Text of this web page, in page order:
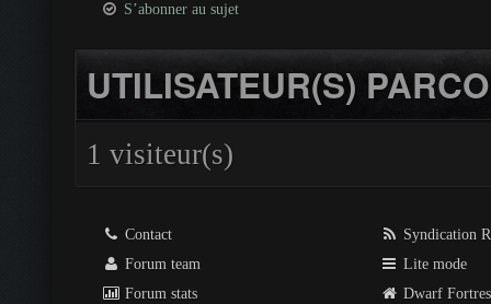
S’abonner au sujet
UTILISATEUR(S)
1 visiteur(s)
Contact
Forum team
Forum stats
Syndication
Lite mode
Dwarf